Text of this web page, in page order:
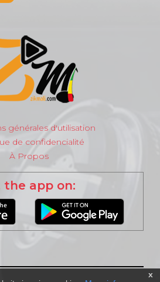
générales d'utilisation
de confidencialité
À Propos
the app on:
x